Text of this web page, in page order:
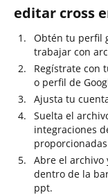
editar cross
Obtén tu perfil
trabajar con
Regístrate con
o perfil de
Ajusta tu
Suelta el
integraciones
Abre el archivo
dentro de la
ppt.